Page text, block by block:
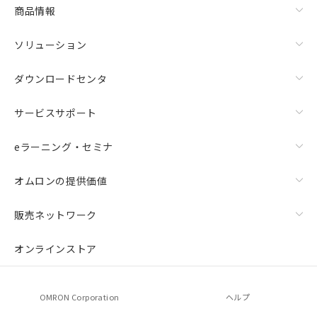
商品情報
ソリューション
ダウンロードセンタ
サービスサポート
eラーニング・セミナ
オムロンの提供価値
販売ネットワーク
オンラインストア
OMRON Corporation ヘルプ